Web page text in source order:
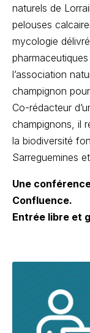
naturels de
pelouses
mycologie
l’association
champignon
Co-rédacteur
champignons, il
la biodiversité
Sarreguemines
Une
Confluence.
Entrée libre et